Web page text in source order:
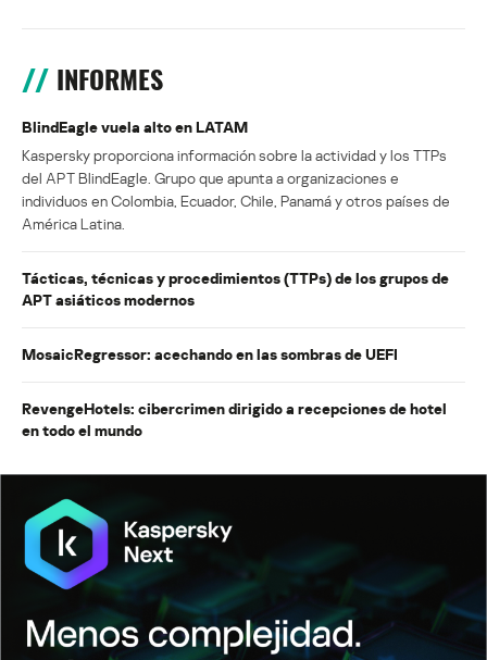
INFORMES
BlindEagle vuela alto en LATAM
Kaspersky proporciona información sobre la actividad y los TTPs
del APT BlindEagle. Grupo que apunta a organizaciones e
individuos en Colombia, Ecuador, Chile, Panamá y otros países de
América Latina.
Tácticas, técnicas y procedimientos (TTPs) de los grupos de
APT asiáticos modernos
MosaicRegressor: acechando en las sombras de UEFI
RevengeHotels: cibercrimen dirigido a recepciones de hotel
en todo el mundo